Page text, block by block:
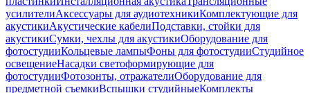
усилителиАксессуары для аудиотехникиКомплектующие для
акустикиАкустические кабелиПодставки, стойки для
акустикиСумки, чехлы для акустикиОборудование для
фотостудииКольцевые лампыФоны для фотостудииСтудийное
освещениеНасадки светоформирующие для
фотостудииФотозонты, отражателиОборудование для
предметной съемкиВспышки студийныеКомплекты